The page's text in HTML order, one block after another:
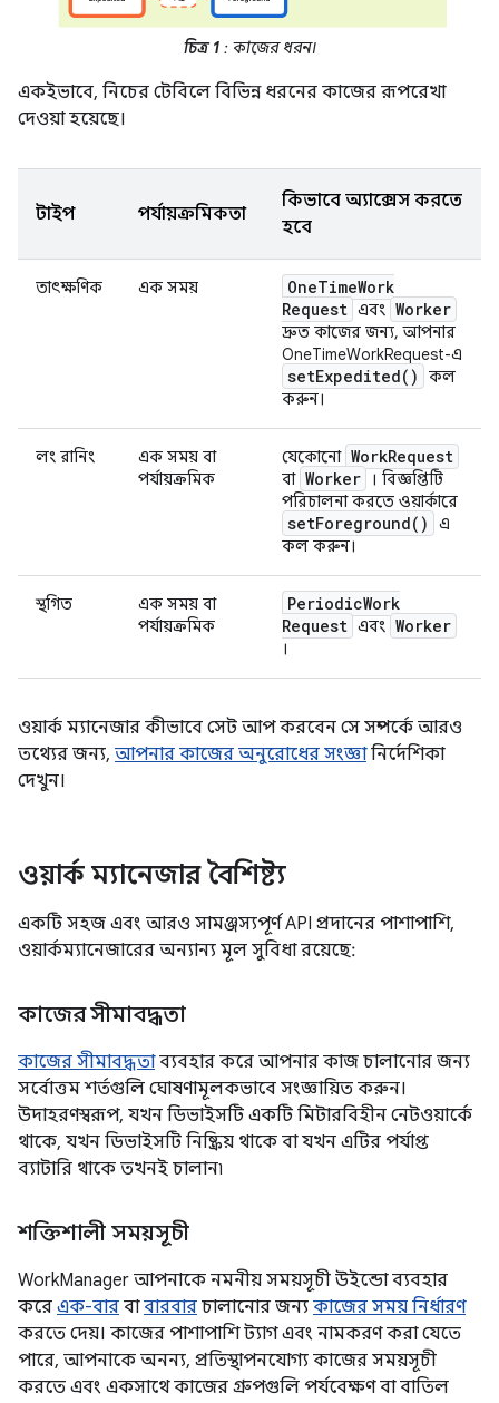
চিত্র 1: কাজের ধরন।
একইভাবে, নিচের টেবিলে বিভিন্ন ধরনের কাজের রূপরেখা
দেওয়া হয়েছে।
টাইপ পর্যায়ক্রমিকতা
কিভাবে অ্যাক্সেস করতে
হবে
তাৎক্ষণিক এক সময় OneTimeWork
Request এবং Worker
দ্রুত কাজের জন্য, আপনার
OneTimeWorkRequest-এ
setExpedited( )
কল
করুন।
লং রানিং
এক সময় বা
পর্যায়ক্রমিক
যেকোনো WorkRequest
বা Worker
। বিজ্ঞপ্তিটি
পরিচালনা করতে ওয়ার্কারে
setForeground( )
এ
কল করুন।
স্থগিত
এক সময় বা
পর্যায়ক্রমিক
PeriodicWork
Request এবং Worker
।
ওয়ার্ক ম্যানেজার কীভাবে সেট আপ করবেন সে সম্পর্কে আরও
তথ্যের জন্য, আপনার কাজের অনুরোধের সংজ্ঞানির্দেশিকা
দেখুন।
ওয়ার্ক ম্যানেজার বৈশিষ্ট্য
একটি সহজ এবং আরও সামঞ্জস্যপূর্ণ API প্রদানের পাশাপাশি,
ওয়ার্কম্যানেজারের অন্যান্য মূল সুবিধা রয়েছে:
কাজের সীমাবদ্ধতা
কাজের সীমাবদ্ধতাব্যবহার করে আপনার কাজ চালানোর জন্য
সর্বোত্তম শর্তগুলি ঘোষণামূলকভাবে সংজ্ঞায়িত করুন।
উদাহরণস্বরূপ, যখন ডিভাইসটি একটি মিটারবিহীন নেটওয়ার্কে
থাকে, যখন ডিভাইসটি নিষ্ক্রিয় থাকে বা যখন এটির পর্যাপ্ত
ব্যাটারি থাকে তখনই চালান৷
শক্তিশালী সময়সূচী
WorkManager আপনাকে নমনীয় সময়সূচী উইন্ডো ব্যবহার
করে এক-বার বাবারবার চালানোর জন্য কাজের সময় নির্ধারণ
করতে দেয়। কাজের পাশাপাশি ট্যাগ এবং নামকরণ করা যেতে
পারে, আপনাকে অনন্য, প্রতিস্থাপনযোগ্য কাজের সময়সূচী
করতে এবং একসাথে কাজের গ্রুপগুলি পর্যবেক্ষণ বা বাতিল